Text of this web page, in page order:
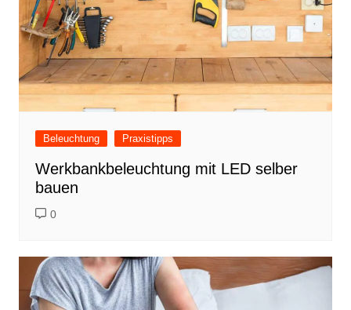
Beleuchtung Praxistipps
Werkbankbeleuchtung mit LED selber
bauen
0